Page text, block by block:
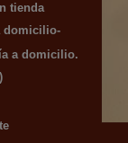
tienda
domicilio-
a domicilio.